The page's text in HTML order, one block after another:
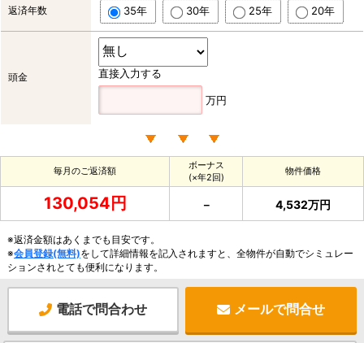
返済年数 35年 30年 25年 20年
頭金 直接入力する
万円
毎月のご返済額
ボーナス
(×年2回)
物件価格
130,054円 － 4,532万円
※返済金額はあくまでも目安です。
※会員登録(無料)をして詳細情報を記入されますと、全物件が自動でシミュレー
ションされとても便利になります。
電話で問合わせ メールで問合せ